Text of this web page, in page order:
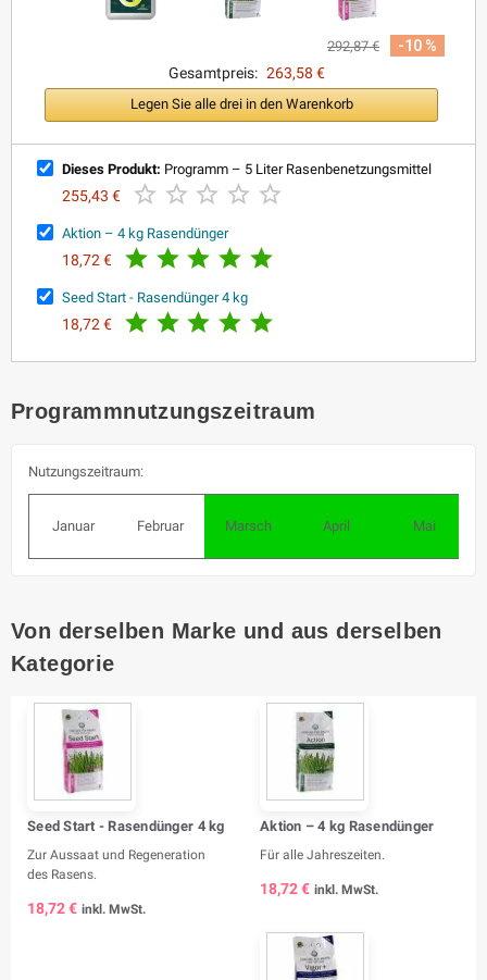
292,87 €
-10 %
Gesamtpreis: 263,58 €
Legen Sie alle drei in den Warenkorb
Dieses Produkt: Programm – 5 Liter Rasenbenetzungsmittel
255,43 €     
Aktion – 4 kg Rasendünger
18,72 €     
Seed Start - Rasendünger 4 kg
18,72 €     
Programmnutzungszeitraum
Nutzungszeitraum:
Januar Februar Marsch April Mai
Von derselben Marke und aus derselben
Kategorie
Seed Start - Rasendünger 4 kg
Zur Aussaat und Regeneration
des Rasens.
18,72 € inkl. MwSt.
Aktion – 4 kg Rasendünger
Für alle Jahreszeiten.
18,72 € inkl. MwSt.